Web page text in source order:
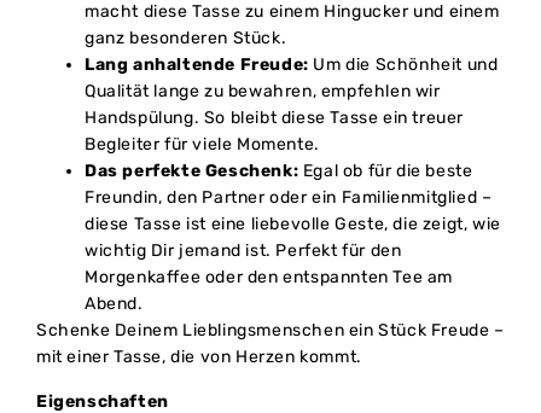
macht diese Tasse zu einem Hingucker und einem
ganz besonderen Stück.
Lang anhaltende Freude: Um die Schönheit und
Qualität lange zu bewahren, empfehlen wir
Handspülung. So bleibt diese Tasse ein treuer
Begleiter für viele Momente.
Das perfekte Geschenk: Egal ob für die beste
Freundin, den Partner oder ein Familienmitglied –
diese Tasse ist eine liebevolle Geste, die zeigt, wie
wichtig Dir jemand ist. Perfekt für den
Morgenkaffee oder den entspannten Tee am
Abend.
Schenke Deinem Lieblingsmenschen ein Stück Freude –
mit einer Tasse, die von Herzen kommt.
Eigenschaften